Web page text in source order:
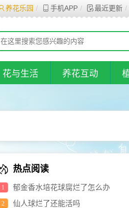
养花乐园 手机APP 最近更新
花与生活 养花互动
热点阅读
1 郁金香水培花球腐烂了怎么办
2 仙人球烂了还能活吗